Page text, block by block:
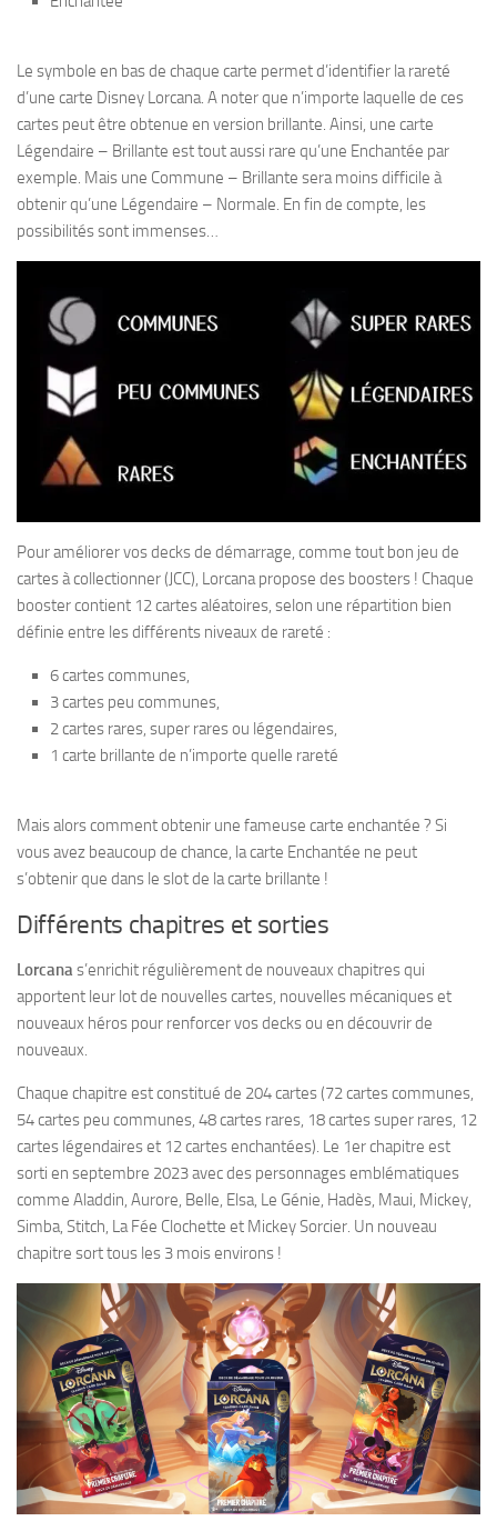
Le symbole en bas de chaque carte permet d’identifier la rareté
d’une carte Disney Lorcana. A noter que n’importe laquelle de ces
cartes peut être obtenue en version brillante. Ainsi, une carte
Légendaire – Brillante est tout aussi rare qu’une Enchantée par
exemple. Mais une Commune – Brillante sera moins difficile à
obtenir qu’une Légendaire – Normale. En fin de compte, les
possibilités sont immenses…
Pour améliorer vos decks de démarrage, comme tout bon jeu de
cartes à collectionner (JCC), Lorcana propose des boosters ! Chaque
booster contient 12 cartes aléatoires, selon une répartition bien
définie entre les différents niveaux de rareté :
6 cartes communes,
3 cartes peu communes,
2 cartes rares, super rares ou légendaires,
1 carte brillante de n’importe quelle rareté
Mais alors comment obtenir une fameuse carte enchantée ? Si
vous avez beaucoup de chance, la carte Enchantée ne peut
s’obtenir que dans le slot de la carte brillante !
Différents chapitres et sorties
Lorcanas’enrichit régulièrement de nouveaux chapitres qui
apportent leur lot de nouvelles cartes, nouvelles mécaniques et
nouveaux héros pour renforcer vos decks ou en découvrir de
nouveaux.
Chaque chapitre est constitué de 204 cartes (72 cartes communes,
54 cartes peu communes, 48 cartes rares, 18 cartes super rares, 12
cartes légendaires et 12 cartes enchantées). Le 1er chapitre est
sorti en septembre 2023 avec des personnages emblématiques
comme Aladdin, Aurore, Belle, Elsa, Le Génie, Hadès, Maui, Mickey,
Simba, Stitch, La Fée Clochette et Mickey Sorcier. Un nouveau
chapitre sort tous les 3 mois environs !